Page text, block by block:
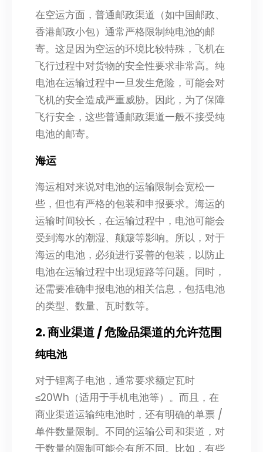
在空运方面，普通邮政渠道（如中国邮政、
香港邮政小包）通常严格限制纯电池的邮
寄。这是因为空运的环境比较特殊，飞机在
飞行过程中对货物的安全性要求非常高。纯
电池在运输过程中一旦发生危险，可能会对
飞机的安全造成严重威胁。因此，为了保障
飞行安全，这些普通邮政渠道一般不接受纯
电池的邮寄。
海运
海运相对来说对电池的运输限制会宽松一
些，但也有严格的包装和申报要求。海运的
运输时间较长，在运输过程中，电池可能会
受到海水的潮湿、颠簸等影响。所以，对于
海运的电池，必须进行妥善的包装，以防止
电池在运输过程中出现短路等问题。同时，
还需要准确申报电池的相关信息，包括电池
的类型、数量、瓦时数等。
2. 商业渠道 / 危险品渠道的允许范围
纯电池
对于锂离子电池，通常要求额定瓦时
≤20Wh（适用于手机电池等）。而且，在
商业渠道运输纯电池时，还有明确的单票 /
单件数量限制。不同的运输公司和渠道，对
于数量的限制可能会有所不同。比如，有些